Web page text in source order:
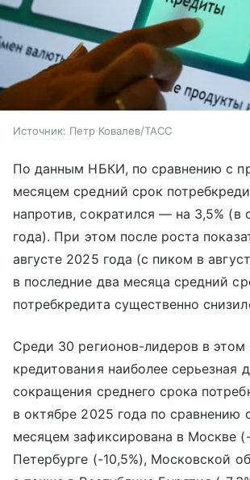
Источник: Петр Ковалев/ТАСС
По данным НБКИ, по сравнению с
месяцем средний срок
напротив, сократился — на 3,5% (в
года). При этом после роста
августе 2025 года (с пиком в
в последние два месяца средний
потребкредита существенно
Среди 30 регионов-лидеров в этом
кредитования наиболее серьезная
сокращения среднего срока
в октябре 2025 года по
месяцем зафиксирована в Москве
Петербурге (-10,5%), Московской